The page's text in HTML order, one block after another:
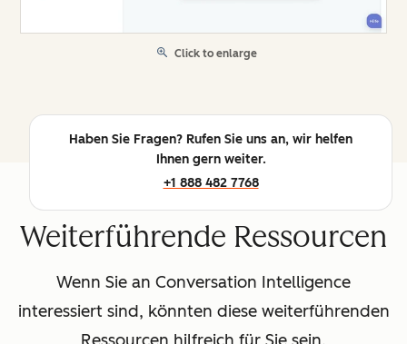
Click to enlarge
Haben Sie Fragen? Rufen Sie uns an, wir helfen
Ihnen gern weiter.
+1 888 482 7768
Weiterführende Ressourcen
Wenn Sie an Conversation Intelligence
interessiert sind, könnten diese weiterführenden